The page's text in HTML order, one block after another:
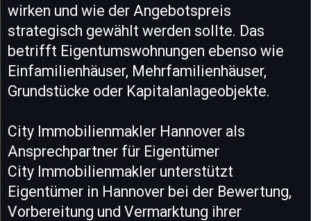
wirken und wie der Angebotspreis
strategisch gewählt werden sollte. Das
betrifft Eigentumswohnungen ebenso wie
Einfamilienhäuser, Mehrfamilienhäuser,
Grundstücke oder Kapitalanlageobjekte.
City Immobilienmakler Hannover als
Ansprechpartner für Eigentümer
City Immobilienmakler unterstützt
Eigentümer in Hannover bei der Bewertung,
Vorbereitung und Vermarktung ihrer